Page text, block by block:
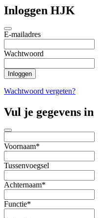
Inloggen HJK
E-mailadres
Wachtwoord
Wachtwoord vergeten?
Vul je gegevens in
Voornaam*
Tussenvoegsel
Achternaam*
Functie*